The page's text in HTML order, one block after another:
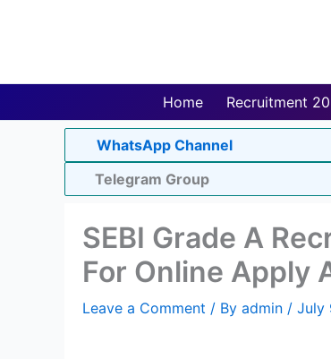
Home Recruitment
WhatsApp Channel
Telegram Group
SEBI Grade A
For Online Apply
Leave a Comment / By admin / July